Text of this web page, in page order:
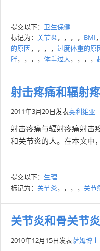
提交以下： 卫生保健
标记为： 关节炎，，，， BMI
的原因，，，， 过度体重的原
胖，，，， 体重过大，，，，
射击疼痛和辐射
2011年3月20日发表奥利维亚
射击疼痛与辐射疼痛射击
和关节炎的人。在本文中
提交以下： 生理
标记为： 关节炎，，，， 关节
关节炎和骨关节
2010年12月15日发表萨姆博士